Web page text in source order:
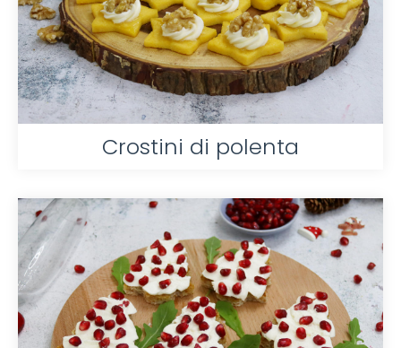
Crostini di polenta